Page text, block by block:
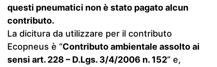
questi pneumatici non è stato pagato alcun
contributo.
La dicitura da utilizzare per il contributo
Ecopneus è “Contributo ambientale assolto ai
sensi art. 228 – D.Lgs. 3/4/2006 n. 152” e,